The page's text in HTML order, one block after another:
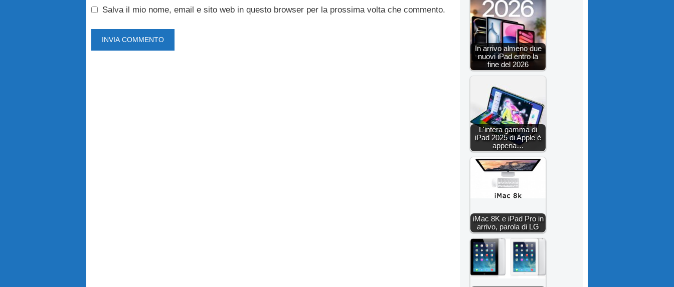
Salva il mio nome, email e sito web in questo browser per la prossima volta che commento.
In arrivo almeno due
nuovi iPad entro la
fine del 2026
L'intera gamma di
iPad 2025 di Apple è
appena…
iMac 8K e iPad Pro in
arrivo, parola di LG